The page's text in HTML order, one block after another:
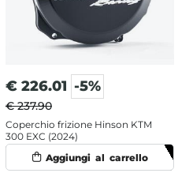
€ 226.01 -5%
€ 237.90
Coperchio frizione Hinson KTM
300 EXC (2024)